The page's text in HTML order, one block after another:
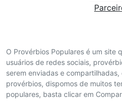
O Provérbios Populares é um site
usuários de redes sociais,
serem enviadas e
provérbios, dispomos de muitos
populares, basta clicar em